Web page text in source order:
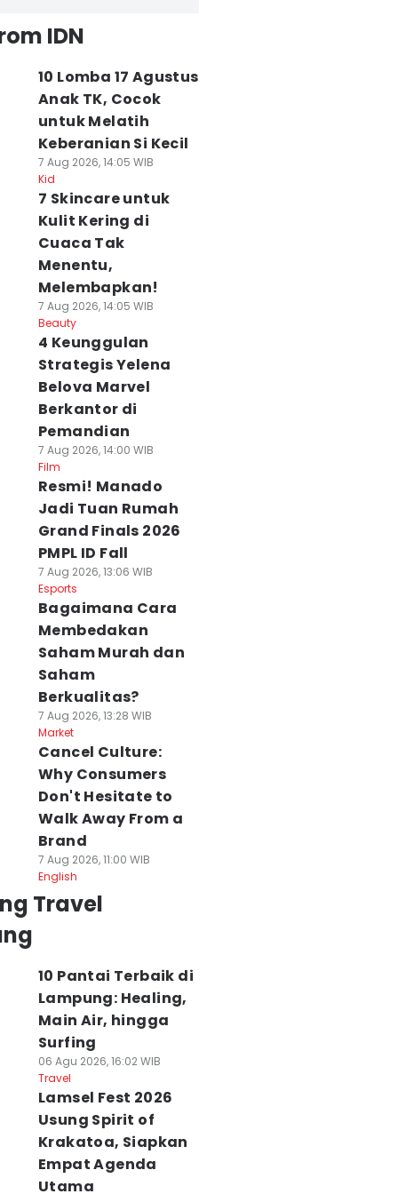
IDN
10 Lomba 17 Agustus
Anak TK, Cocok
untuk Melatih
Keberanian Si Kecil
7 Aug 2026, 14:05 WIB
Kid
7 Skincare untuk
Kulit Kering di
Cuaca Tak
Menentu,
Melembapkan!
7 Aug 2026, 14:05 WIB
Beauty
4 Keunggulan
Strategis Yelena
Belova Marvel
Berkantor di
Pemandian
7 Aug 2026, 14:00 WIB
Film
Resmi! Manado
Jadi Tuan Rumah
Grand Finals 2026
PMPL ID Fall
7 Aug 2026, 13:06 WIB
Esports
Bagaimana Cara
Membedakan
Saham Murah dan
Saham
Berkualitas?
7 Aug 2026, 13:28 WIB
Market
Cancel Culture:
Why Consumers
Don't Hesitate to
Walk Away From a
Brand
7 Aug 2026, 11:00 WIB
English
Travel
10 Pantai Terbaik di
Lampung: Healing,
Main Air, hingga
Surfing
06 Agu 2026, 16:02 WIB
Travel
Lamsel Fest 2026
Usung Spirit of
Krakatoa, Siapkan
Empat Agenda
Utama